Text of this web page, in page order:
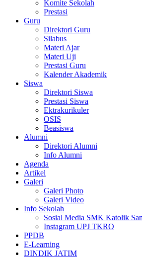
Komite Sekolah
Prestasi
Guru
Direktori Guru
Silabus
Materi Ajar
Materi Uji
Prestasi Guru
Kalender Akademik
Siswa
Direktori Siswa
Prestasi Siswa
Ektrakurikuler
OSIS
Beasiswa
Alumni
Direktori Alumni
Info Alumni
Agenda
Artikel
Galeri
Galeri Photo
Galeri Video
Info Sekolah
Sosial Media SMK Katolik
Instagram UPJ TKRO
PPDB
E-Learning
DINDIK JATIM